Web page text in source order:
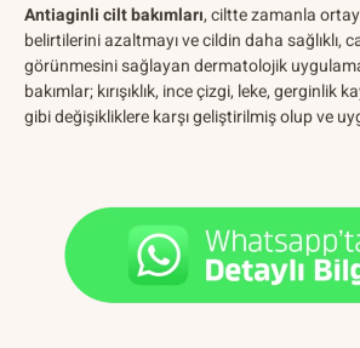
Antiaginli cilt bakımları, ciltte zamanla
belirtilerini azaltmayı ve cildin daha sağlıklı,
görünmesini sağlayan dermatolojik
bakımlar; kırışıklık, ince çizgi, leke, gerginlik
gibi değişikliklere karşı geliştirilmiş olup ve